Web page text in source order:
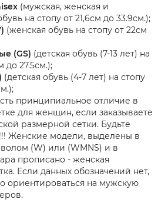
(мужская, женская и
на стопу от 21,6см до 33.9см.);
(женская обувь на стопу от 22см
(GS) (детская обувь (7-13 лет) на
до 27.5см.);
(детская обувь (4-7 лет) на стопу
принципиальное отличие в
для женщин, если заказываете
размерной сетки. Будьте
Женские модели, выделены в
(W) или (WMNS) и в
прописано - женская
Если данных обозначений нет,
ориентироваться на мужскую